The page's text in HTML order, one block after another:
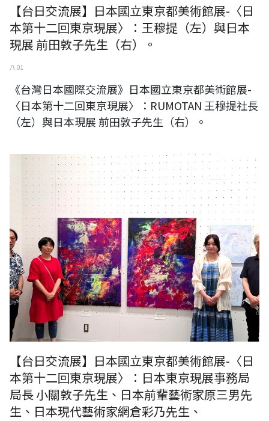
【台日交流展】日本國立東京都美術館展-〈日
本第十二回東京現展〉：王穆提（左）與日本
現展 前田敦子先生（右）。
八 01
《台灣日本國際交流展》日本國立東京都美術館展-
〈日本第十二回東京現展〉：RUMOTAN 王穆提社長
（左）與日本現展 前田敦子先生（右）。
《台灣日本國際交流展》日本國立東京都美術館展-〈日本第十二回東京
現展〉：日本東京現展事務局局長 小關敦子先生、日本前輩藝術家原三
男先生、日本現代藝術家網倉彩乃先生、RUMOTAN 王穆提社長合影於網
倉彩乃先生作品前。
【台日交流展】日本國立東京都美術館展-〈日
本第十二回東京現展〉：日本東京現展事務局
局長 小關敦子先生、日本前輩藝術家原三男先
生、日本現代藝術家網倉彩乃先生、